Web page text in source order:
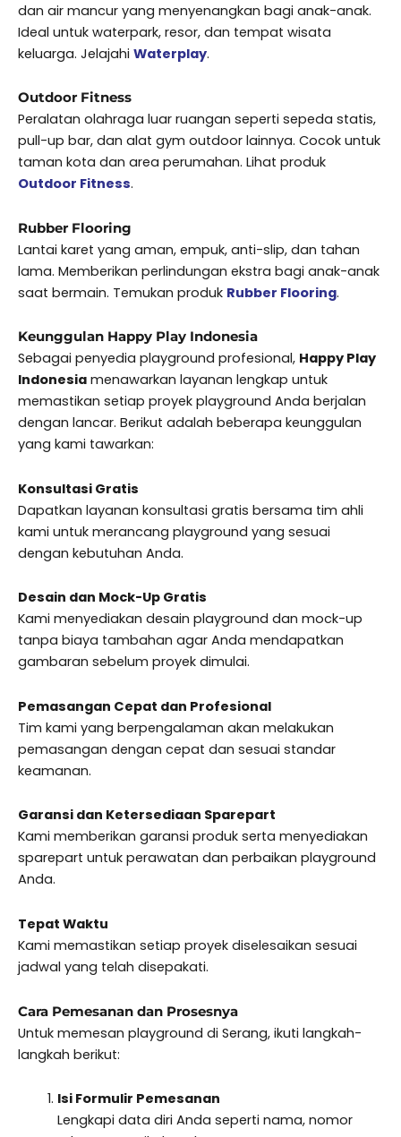
dan air mancur yang menyenangkan bagi anak-anak.
Ideal untuk waterpark, resor, dan tempat wisata
keluarga. Jelajahi Waterplay.
Outdoor Fitness
Peralatan olahraga luar ruangan seperti sepeda statis,
pull-up bar, dan alat gym outdoor lainnya. Cocok untuk
taman kota dan area perumahan. Lihat produk
Outdoor Fitness.
Rubber Flooring
Lantai karet yang aman, empuk, anti-slip, dan tahan
lama. Memberikan perlindungan ekstra bagi anak-anak
saat bermain. Temukan produk Rubber Flooring.
Keunggulan Happy Play Indonesia
Sebagai penyedia playground profesional, Happy Play
Indonesia menawarkan layanan lengkap untuk
memastikan setiap proyek playground Anda berjalan
dengan lancar. Berikut adalah beberapa keunggulan
yang kami tawarkan:
Konsultasi Gratis
Dapatkan layanan konsultasi gratis bersama tim ahli
kami untuk merancang playground yang sesuai
dengan kebutuhan Anda.
Desain dan Mock-Up Gratis
Kami menyediakan desain playground dan mock-up
tanpa biaya tambahan agar Anda mendapatkan
gambaran sebelum proyek dimulai.
Pemasangan Cepat dan Profesional
Tim kami yang berpengalaman akan melakukan
pemasangan dengan cepat dan sesuai standar
keamanan.
Garansi dan Ketersediaan Sparepart
Kami memberikan garansi produk serta menyediakan
sparepart untuk perawatan dan perbaikan playground
Anda.
Tepat Waktu
Kami memastikan setiap proyek diselesaikan sesuai
jadwal yang telah disepakati.
Cara Pemesanan dan Prosesnya
Untuk memesan playground di Serang, ikuti langkah-
langkah berikut:
Isi Formulir Pemesanan
Lengkapi data diri Anda seperti nama, nomor